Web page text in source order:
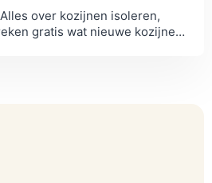
over kozijnen isoleren,
gratis wat nieuwe kozijnen